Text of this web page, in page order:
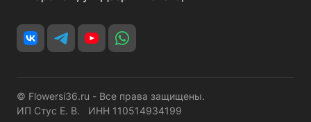
© Flowersi36.ru - Все права защищены.
ИП Стус Е. В. ИНН 110514934199